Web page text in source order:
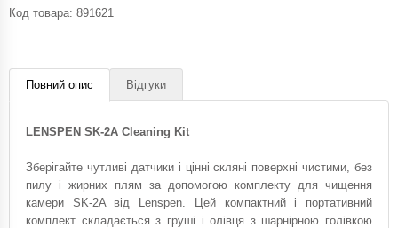
Код товара: 891621
Повний опис Відгуки
LENSPEN SK-2A Cleaning Kit
Зберігайте чутливі датчики і цінні скляні поверхні чистими, без
пилу і жирних плям за допомогою комплекту для чищення
камери SK-2A від Lenspen. Цей компактний і портативний
комплект складається з груші і олівця з шарнірною голівкою